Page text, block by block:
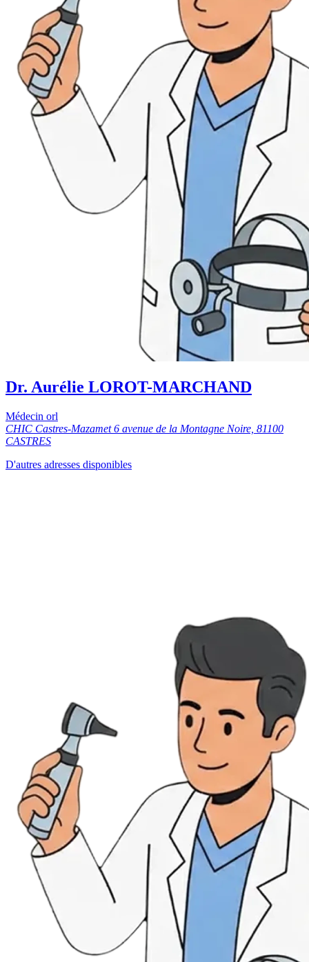
Dr. Aurélie LOROT-MARCHAND
Médecin orl
CHIC Castres-Mazamet 6 avenue de la Montagne Noire, 81100
CASTRES
D'autres adresses disponibles